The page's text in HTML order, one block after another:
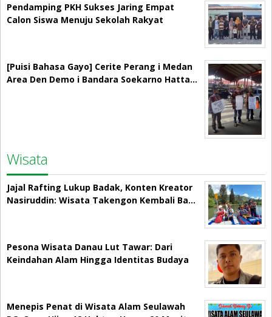
Pendamping PKH Sukses Jaring Empat
Calon Siswa Menuju Sekolah Rakyat
[Puisi Bahasa Gayo] Cerite Perang i Medan
Area Den Demo i Bandara Soekarno Hatta…
Wisata
Jajal Rafting Lukup Badak, Konten Kreator
Nasiruddin: Wisata Takengon Kembali Ba…
Pesona Wisata Danau Lut Tawar: Dari
Keindahan Alam Hingga Identitas Budaya
Menepis Penat di Wisata Alam Seulawah